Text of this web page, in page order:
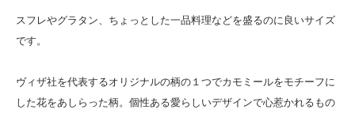
スフレやグラタン、ちょっとした一品料理などを盛るのに良いサイズ
です。
ヴィザ社を代表するオリジナルの柄の１つでカモミールをモチーフに
した花をあしらった柄。個性ある愛らしいデザインで心惹かれるもの